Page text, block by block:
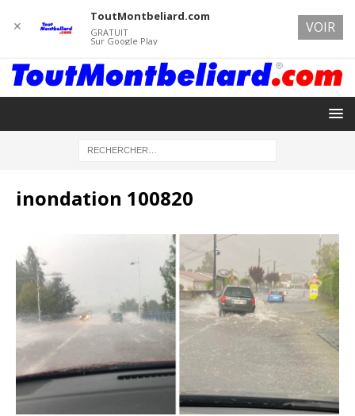
inondation 100820
✕
ToutMontbeliard.com
GRATUIT
Sur Google Play
VOIR